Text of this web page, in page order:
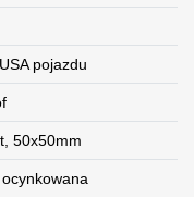
pojazdu
50x50mm